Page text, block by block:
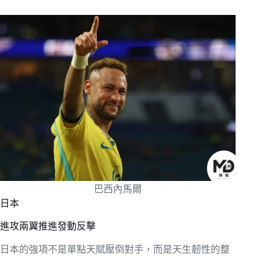
巴西內馬爾
日本
進攻兩翼推進發動反擊
日本的強項不是單點天賦壓倒對手，而是天生韌性的整